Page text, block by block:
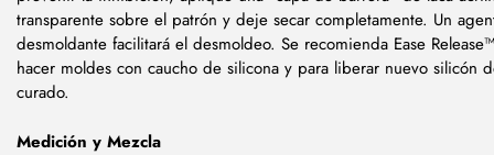
transparente sobre el patrón y deje secar completamente. Un
desmoldante facilitará el desmoldeo. Se recomienda Ease
hacer moldes con caucho de silicona y para liberar nuevo silicón
curado.
Medición y Mezcla